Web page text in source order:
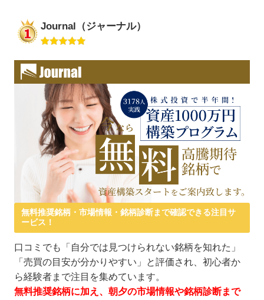
Journal（ジャーナル）
無料推奨銘柄・市場情報・銘柄診断まで確認できる注目サ
ービス！
口コミでも「自分では見つけられない銘柄を知れた」
「売買の目安が分かりやすい」と評価され、初心者か
ら経験者まで注目を集めています。
無料推奨銘柄に加え、朝夕の市場情報や銘柄診断まで